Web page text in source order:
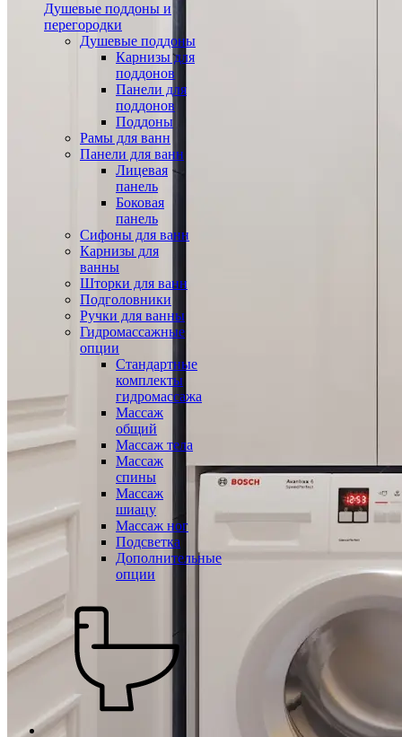
Душевые поддоны и
перегородки
Душевые поддоны
Карнизы для
поддонов
Панели для
поддонов
Поддоны
Рамы для ванн
Панели для ванн
Лицевая
панель
Боковая
панель
Сифоны для ванн
Карнизы для
ванны
Шторки для ванн
Подголовники
Ручки для ванны
Гидромассажные
опции
Стандартные
комплекты
гидромассажа
Массаж
общий
Массаж тела
Массаж
спины
Массаж
шиацу
Массаж ног
Подсветка
Дополнительные
опции